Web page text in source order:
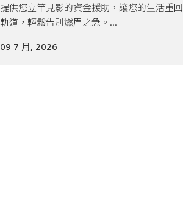
提供您立竿見影的資金援助，讓您的生活重回
軌道，輕鬆告別燃眉之急。...
09 7 月, 2026